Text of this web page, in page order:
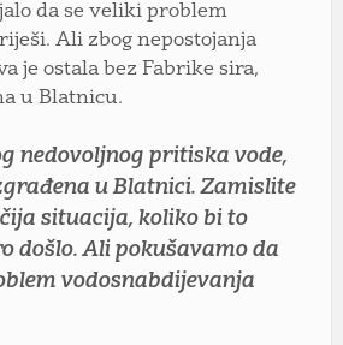
da se veliki problem
Ali zbog nepostojanja
je ostala bez Fabrike sira,
u Blatnicu.
nedovoljnog pritiska vode,
u Blatnici. Zamislite
situacija, koliko bi to
došlo. Ali pokušavamo da
vodosnabdijevanja